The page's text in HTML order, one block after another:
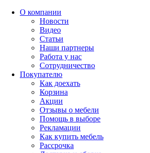
О компании
Новости
Видео
Статьи
Наши партнеры
Работа у нас
Сотрудничество
Покупателю
Как доехать
Корзина
Акции
Отзывы о мебели
Помощь в выборе
Рекламации
Как купить мебель
Рассрочка